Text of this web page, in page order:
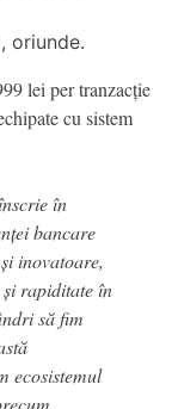
oriunde.
lei per tranzacție
cu sistem
în
bancare
inovatoare,
rapiditate în
să fim
ecosistemul